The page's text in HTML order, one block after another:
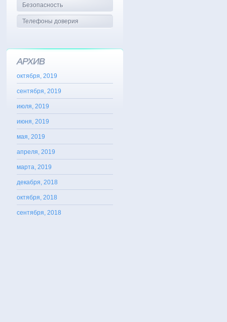
Безопасность
Телефоны доверия
АРХИВ
октября, 2019
сентября, 2019
июля, 2019
июня, 2019
мая, 2019
апреля, 2019
марта, 2019
декабря, 2018
октября, 2018
сентября, 2018